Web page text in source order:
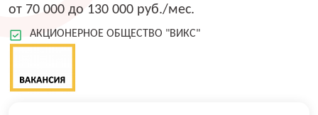
от 70 000 до 130 000 руб./мес.
АКЦИОНЕРНОЕ ОБЩЕСТВО "ВИКС"